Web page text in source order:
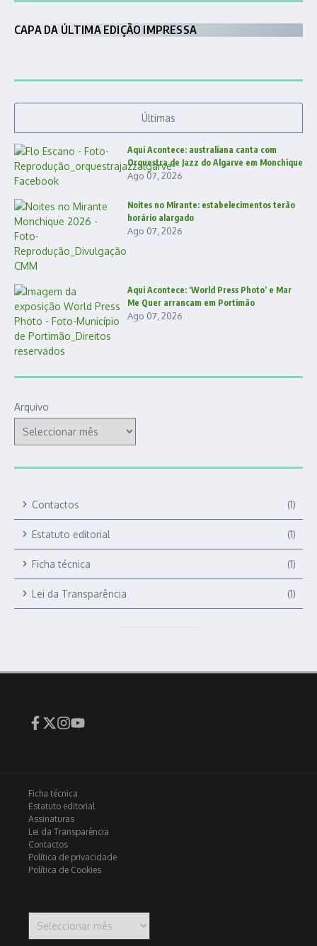
CAPA DA ÚLTIMA EDIÇÃO IMPRESSA
Últimas
Aqui Acontece: australiana canta com
Orquestra de Jazz do Algarve em Monchique
Ago 07, 2026
Noites no Mirante: estabelecimentos terão
horário alargado
Ago 07, 2026
Aqui Acontece: ‘World Press Photo’ e Mar
Me Quer arrancam em Portimão
Ago 07, 2026
Arquivo
Contactos (1)
Estatuto editorial (1)
Ficha técnica (1)
Lei da Transparência (1)
Ficha técnica
Estatuto editorial
Assinaturas
Lei da Transparência
Contactos
Política de privacidade
Política de Cookies